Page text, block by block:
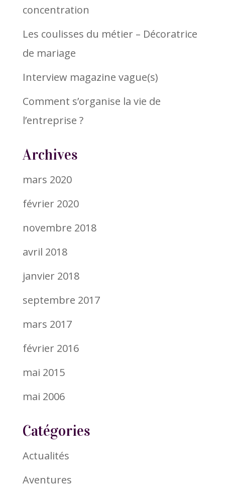
concentration
Les coulisses du métier – Décoratrice
de mariage
Interview magazine vague(s)
Comment s’organise la vie de
l’entreprise ?
Archives
mars 2020
février 2020
novembre 2018
avril 2018
janvier 2018
septembre 2017
mars 2017
février 2016
mai 2015
mai 2006
Catégories
Actualités
Aventures